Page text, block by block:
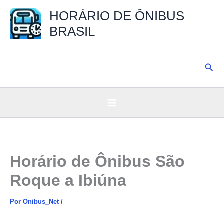
para
HORÁRIO DE ÔNIBUS
BRASIL
Horário de Ônibus São
Roque a Ibiúna
Por Onibus_Net /